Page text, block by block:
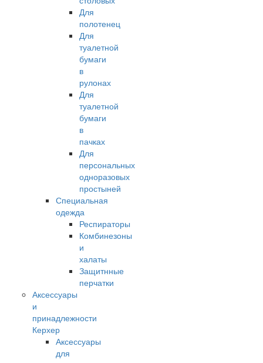
Для
полотенец
Для
туалетной
бумаги
в
рулонах
Для
туалетной
бумаги
в
пачках
Для
персональных
одноразовых
простыней
Специальная
одежда
Респираторы
Комбинезоны
и
халаты
Защитнные
перчатки
Аксессуары
и
принадлежности
Керхер
Аксессуары
для